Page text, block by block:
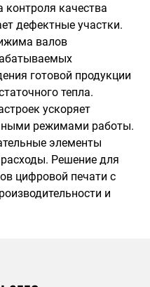
контроля качества
дефектные участки.
валов
готовой продукции
тепла.
ускоряет
режимами работы.
элементы
Решение для
цифровой печати с
и